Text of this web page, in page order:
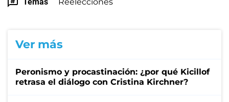
Ver más
Peronismo y procastinación: ¿por qué Kicillof
retrasa el diálogo con Cristina Kirchner?